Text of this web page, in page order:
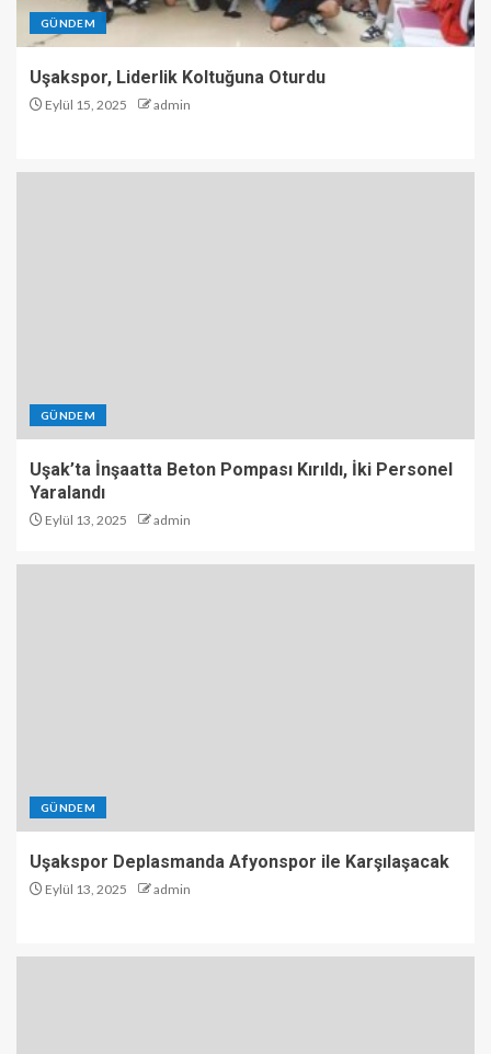
GÜNDEM
Uşakspor, Liderlik Koltuğuna Oturdu
Eylül 15, 2025 admin
GÜNDEM
Uşak’ta İnşaatta Beton Pompası Kırıldı, İki Personel
Yaralandı
Eylül 13, 2025 admin
GÜNDEM
Uşakspor Deplasmanda Afyonspor ile Karşılaşacak
Eylül 13, 2025 admin